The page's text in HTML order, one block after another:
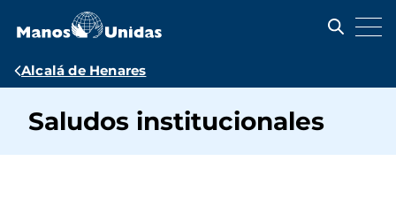
contenido
Ruta
navegación
Alcalá de Henares
Saludos institucionales